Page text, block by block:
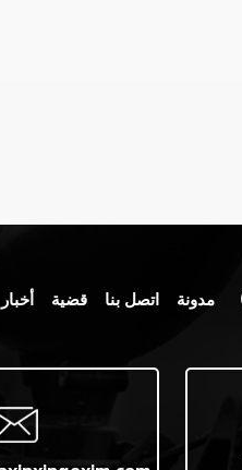
أخبار قضية اتصل بنا مدونة